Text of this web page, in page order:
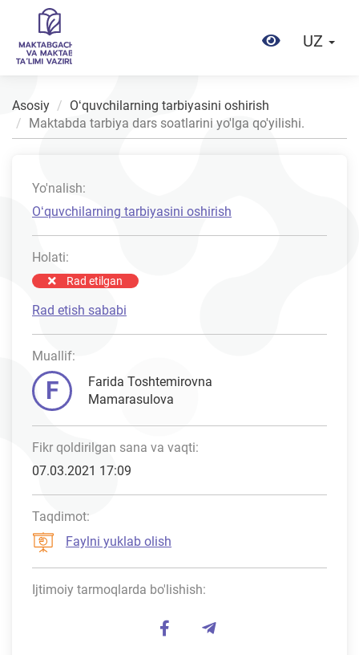
UZ
Asosiy
Oʻquvchilarning tarbiyasini oshirish
Maktabda tarbiya dars soatlarini yo'lga qo'yilishi.
Yo'nalish:
Oʻquvchilarning tarbiyasini oshirish
Holati:
Rad etilgan
Rad etish sababi
Muallif:
F
Farida Toshtemirovna
Mamarasulova
Fikr qoldirilgan sana va vaqti:
07.03.2021 17:09
Taqdimot:
Faylni yuklab olish
Ijtimoiy tarmoqlarda bo'lishish: